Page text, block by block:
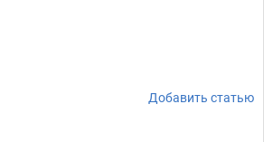
Добавить статью